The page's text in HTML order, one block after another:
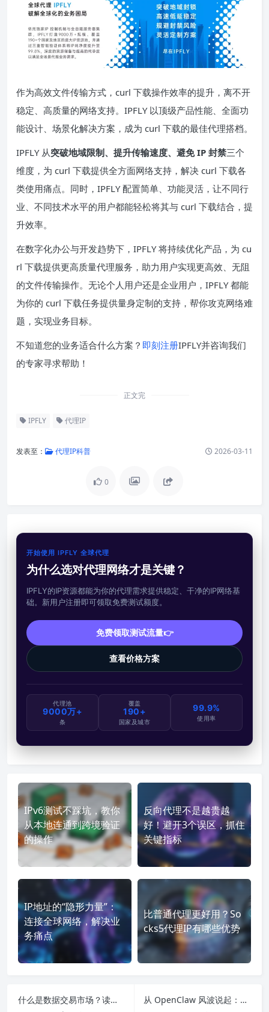
作为高效文件传输方式，curl 下载操作效率的提升，离不开
稳定、高质量的网络支持。IPFLY 以顶级产品性能、全面功
能设计、场景化解决方案，成为 curl 下载的最佳代理搭档。
IPFLY 从突破地域限制、提升传输速度、避免 IP 封禁三个
维度，为 curl 下载提供全方面网络支持，解决 curl 下载各
类使用痛点。同时，IPFLY 配置简单、功能灵活，让不同行
业、不同技术水平的用户都能轻松将其与 curl 下载结合，提
升效率。
在数字化办公与开发趋势下，IPFLY 将持续优化产品，为 cu
rl 下载提供更高质量代理服务，助力用户实现更高效、无阻
的文件传输操作。无论个人用户还是企业用户，IPFLY 都能
为你的 curl 下载任务提供量身定制的支持，帮你攻克网络难
题，实现业务目标。
不知道您的业务适合什么方案？ 即刻注册IPFLY并咨询我们
的专家寻求帮助！
正文完
IPFLY 代理IP
发表至： 代理IP科普 2026-03-11
0
开始使用 IPFLY 全球代理
为什么选对代理网络才是关键？
IPFLY的IP资源都能为你的代理需求提供稳定、干净的IP网络基
础。新用户注册即可领取免费测试额度。
免费领取测试流量👉
查看价格方案
代理池
9000万+
条
覆盖
190+
国家及城市
99.9%
使用率
IPv6测试不踩坑，教你
从本地连通到跨境验证
的操作
反向代理不是越贵越
好！避开3个误区，抓住
关键指标
IP地址的“隐形力量”：
连接全球网络，解决业
务痛点
比普通代理更好用？So
cks5代理IP有哪些优势
什么是数据交易市场？读懂现代数据商业平台
从 OpenClaw 风波说起：为什么 AI 自动化任务越来越离不开稳定的 IP 环境？